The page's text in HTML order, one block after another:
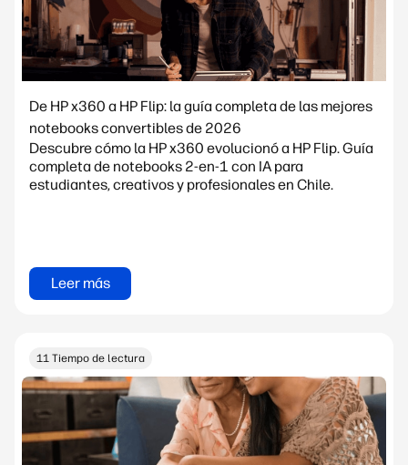
De HP x360 a HP Flip: la guía completa de las mejores
notebooks convertibles de 2026
Descubre cómo la HP x360 evolucionó a HP Flip. Guía
completa de notebooks 2-en-1 con IA para
estudiantes, creativos y profesionales en Chile.
Leer más
11 Tiempo de lectura